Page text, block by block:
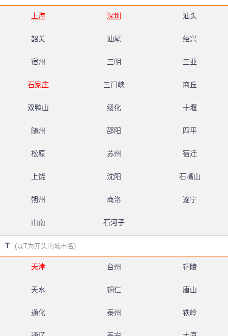
上海 深圳 汕头
韶关 汕尾 绍兴
宿州 三明 三亚
石家庄 三门峡 商丘
双鸭山 绥化 十堰
随州 邵阳 四平
松原 苏州 宿迁
上饶 沈阳 石嘴山
朔州 商洛 遂宁
山南 石河子
T (以T为开头的城市名)
天津 台州 铜陵
天水 铜仁 唐山
通化 泰州 铁岭